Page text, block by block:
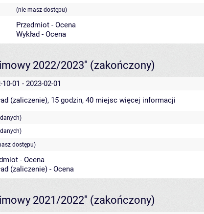
(nie masz dostępu)
Przedmiot - Ocena
Wykład - Ocena
2022/2023" (zakończony)
10-01 - 2023-02-01
(zaliczenie), 15 godzin, 40 miejsc więcej informacji
dostępu)
- Ocena
(zaliczenie) - Ocena
2021/2022" (zakończony)